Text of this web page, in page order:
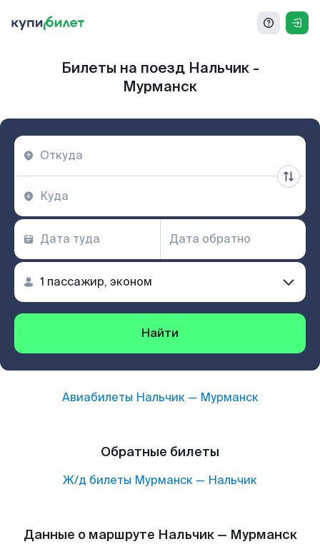
Билеты на поезд Нальчик -
Мурманск
Найти
Авиабилеты Нальчик— Мурманск
Обратные билеты
Ж/д билеты Мурманск — Нальчик
Данные о маршруте Нальчик — Мурманск